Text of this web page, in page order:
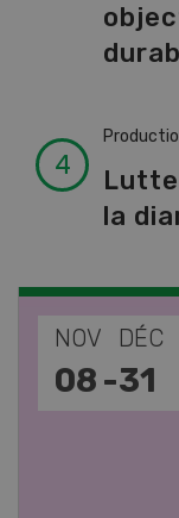
la
NOV
17 -
JAN
26